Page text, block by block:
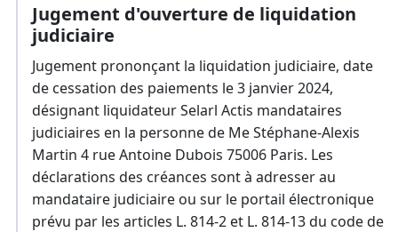
Jugement d'ouverture de liquidation
judiciaire
Jugement prononçant la liquidation judiciaire, date
de cessation des paiements le 3 janvier 2024,
désignant liquidateur Selarl Actis mandataires
judiciaires en la personne de Me Stéphane-Alexis
Martin 4 rue Antoine Dubois 75006 Paris. Les
déclarations des créances sont à adresser au
mandataire judiciaire ou sur le portail électronique
prévu par les articles L. 814-2 et L. 814-13 du code de